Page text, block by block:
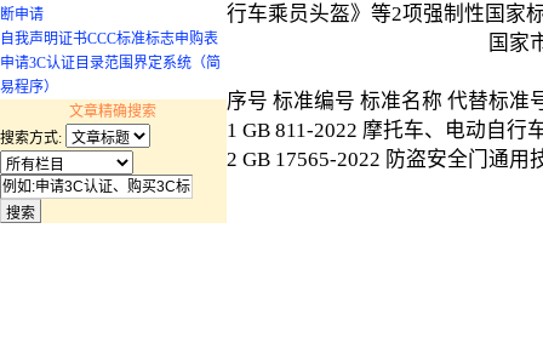
断申请
自我声明证书CCC标准标志申购表
申请3C认证目录范围界定系统（简
易程序）
文章精确搜索
搜索方式:
行车乘员头盔》等2项强制性国家
国家
序号 标准编号 标准名称 代替标准
1 GB 811-2022 摩托车、电动自行
2 GB 17565-2022 防盗安全门通用